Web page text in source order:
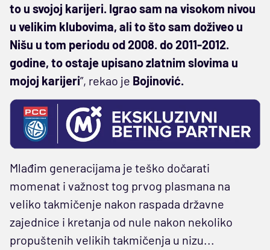
to u svojoj karijeri. Igrao sam na visokom nivou
u velikim klubovima, ali to što sam doživeo u
Nišu u tom periodu od 2008. do 2011-2012.
godine, to ostaje upisano zlatnim slovima u
mojoj karijeri”, rekao je Bojinović.
Mlađim generacijama je teško dočarati
momenat i važnost tog prvog plasmana na
veliko takmičenje nakon raspada državne
zajednice i kretanja od nule nakon nekoliko
propuštenih velikih takmičenja u nizu...